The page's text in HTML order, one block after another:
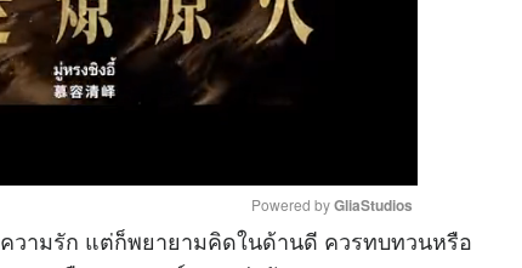
Powered by GliaStudios
ความรัก แต่ก็พยายามคิดในด้านดี ควรทบทวนหรือ